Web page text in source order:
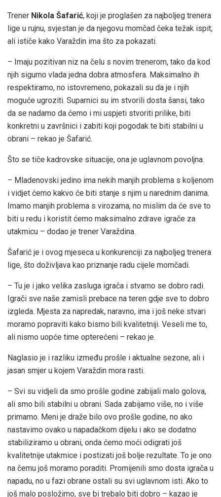
Trener Nikola Šafarić, koji je proglašen za najboljeg trenera
lige u rujnu, svjestan je da njegovu momčad čeka težak ispit,
ali ističe kako Varaždin ima što za pokazati.
– Imaju pozitivan niz na čelu s novim trenerom, tako da kod
njih sigurno vlada jedna dobra atmosfera. Maksimalno ih
respektiramo, no istovremeno, pokazali su da je i njih
moguće ugroziti. Suparnici su im stvorili dosta šansi, tako
da se nadamo da ćemo i mi uspjeti stvoriti prilike, biti
konkretni u završnici i zabiti koji pogodak te biti stabilni u
obrani – rekao je Šafarić.
Što se tiče kadrovske situacije, ona je uglavnom povoljna.
– Mladenovski jedino ima nekih manjih problema s koljenom
i vidjet ćemo kakvo će biti stanje s njim u narednim danima.
Imamo manjih problema s virozama, no mislim da će sve to
biti u redu i koristit ćemo maksimalno zdrave igrače za
utakmicu – dodao je trener Varaždina.
Šafarić je i ovog mjeseca u konkurenciji za najboljeg trenera
lige, što doživljava kao priznanje radu cijele momčadi.
– Tu je i jako velika zasluga igrača i stvarno se dobro radi.
Igrači sve naše zamisli prebace na teren gdje sve to dobro
izgleda. Mjesta za napredak, naravno, ima i još neke stvari
moramo popraviti kako bismo bili kvalitetniji. Veseli me to,
ali nismo uopće time opterećeni – rekao je.
Naglasio je i razliku između prošle i aktualne sezone, ali i
jasan smjer u kojem Varaždin mora rasti.
– Svi su vidjeli da smo prošle godine zabijali malo golova,
ali smo bili stabilni u obrani. Sada zabijamo više, no i više
primamo. Meni je draže bilo ovo prošle godine, no ako
nastavimo ovako u napadačkom dijelu i ako se dodatno
stabiliziramo u obrani, onda ćemo moći odigrati još
kvalitetnije utakmice i postizati još bolje rezultate. To je ono
na čemu još moramo poraditi. Promijenili smo dosta igrača u
napadu, no u fazi obrane ostali su svi uglavnom isti. Ako to
još malo posložimo, sve bi trebalo biti dobro – kazao je